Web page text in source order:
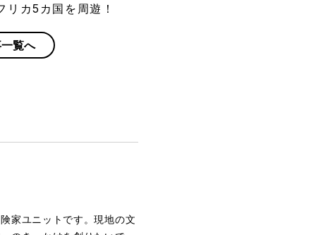
カ5カ国を周遊！
覧へ
家ユニットです。現地の文